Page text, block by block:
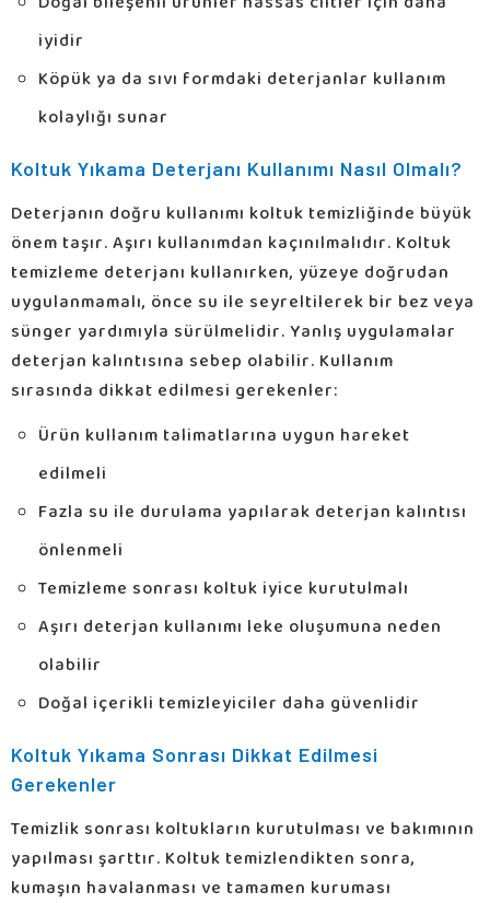
iyidir
Köpük ya da sıvı formdaki deterjanlar kullanım
kolaylığı sunar
Koltuk Yıkama Deterjanı Kullanımı Nasıl Olmalı?
Deterjanın doğru kullanımı koltuk temizliğinde büyük
önem taşır. Aşırı kullanımdan kaçınılmalıdır. Koltuk
temizleme deterjanı kullanırken, yüzeye doğrudan
uygulanmamalı, önce su ile seyreltilerek bir bez veya
sünger yardımıyla sürülmelidir. Yanlış uygulamalar
deterjan kalıntısına sebep olabilir. Kullanım
sırasında dikkat edilmesi gerekenler:
Ürün kullanım talimatlarına uygun hareket
edilmeli
Fazla su ile durulama yapılarak deterjan kalıntısı
önlenmeli
Temizleme sonrası koltuk iyice kurutulmalı
Aşırı deterjan kullanımı leke oluşumuna neden
olabilir
Doğal içerikli temizleyiciler daha güvenlidir
Koltuk Yıkama Sonrası Dikkat Edilmesi
Gerekenler
Temizlik sonrası koltukların kurutulması ve bakımının
yapılması şarttır. Koltuk temizlendikten sonra,
kumaşın havalanması ve tamamen kuruması